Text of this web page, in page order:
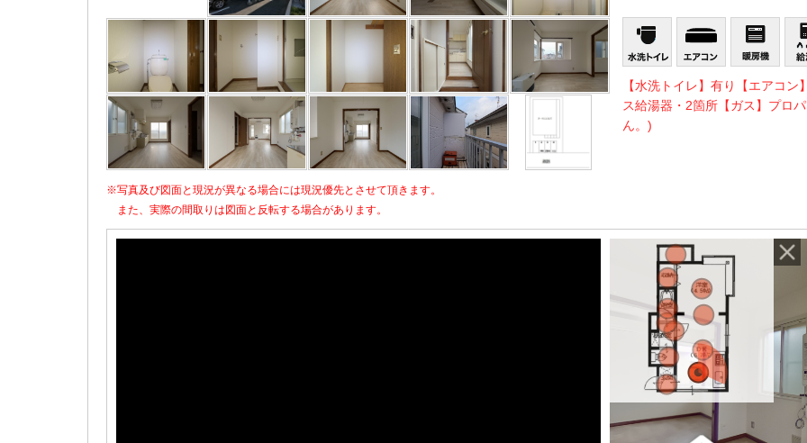
※写真及び図面と現況が異なる場合には現況優先とさせて頂きます。
また、実際の間取りは図面と反転する場合があります。
【水洗トイレ】有り【エアコ
ス給湯器・2箇所【ガス】プロ
ん。)